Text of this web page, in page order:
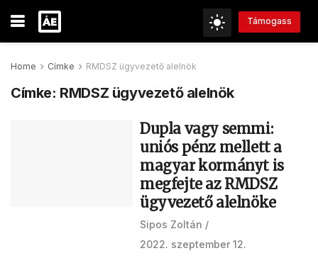
Támogass
Home Címke RMDSZ ügyvezető alelnök
Címke: RMDSZ ügyvezető alelnök
Dupla vagy semmi:
uniós pénz mellett a
magyar kormányt is
megfejte az RMDSZ
ügyvezető alelnöke
Sipos Zoltán
2022. szeptember 12.